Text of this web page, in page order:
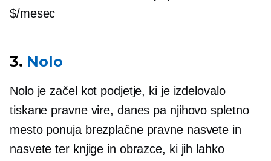
$/mesec
3. Nolo
Nolo je začel kot podjetje, ki je izdelovalo
tiskane pravne vire, danes pa njihovo spletno
mesto ponuja brezplačne pravne nasvete in
nasvete ter knjige in obrazce, ki jih lahko